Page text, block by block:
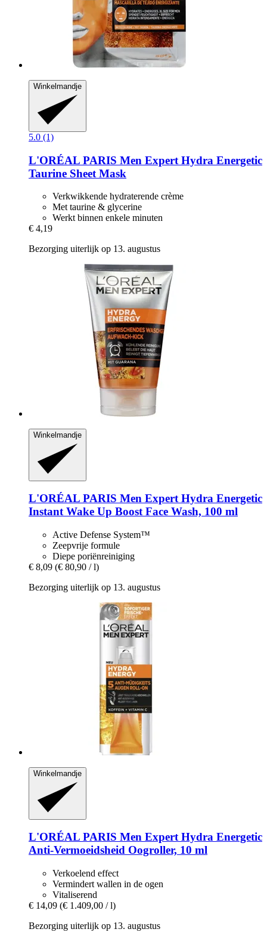
Winkelmandje
5.0 (1)
L'ORÉAL PARIS Men Expert Hydra Energetic
Taurine Sheet Mask
Verkwikkende hydraterende crème
Met taurine & glycerine
Werkt binnen enkele minuten
€ 4,19
Bezorging uiterlijk op 13. augustus
Winkelmandje
L'ORÉAL PARIS Men Expert Hydra Energetic
Instant Wake Up Boost Face Wash, 100 ml
Active Defense System™
Zeepvrije formule
Diepe poriënreiniging
€ 8,09 (€ 80,90 / l)
Bezorging uiterlijk op 13. augustus
Winkelmandje
L'ORÉAL PARIS Men Expert Hydra Energetic
Anti-​Vermoeidsheid Oogroller, 10 ml
Verkoelend effect
Vermindert wallen in de ogen
Vitaliserend
€ 14,09 (€ 1.409,00 / l)
Bezorging uiterlijk op 13. augustus